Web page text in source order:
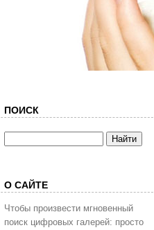
ПОИСК
О САЙТЕ
Чтобы произвести мгновенный
поиск цифровых галерей: просто